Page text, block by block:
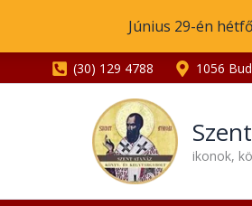
Június 29-én
(30) 129 4788 1056
ikonok,